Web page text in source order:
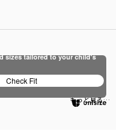
もっと見る…
sizes tailored to your child's
Check Fit